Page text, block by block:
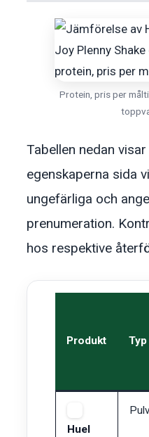
Protein, pris per
Tabellen nedan
egenskaperna sida
ungefärliga och
prenumeration.
hos respektive
Produkt Typ
Huel